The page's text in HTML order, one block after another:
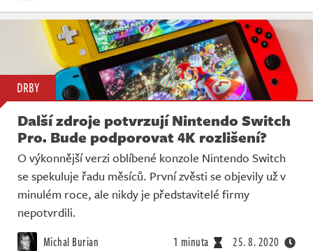
DRBY
Další zdroje potvrzují Nintendo Switch
Pro. Bude podporovat 4K rozlišení?
O výkonnější verzi oblíbené konzole Nintendo Switch
se spekuluje řadu měsíců. První zvěsti se objevily už v
minulém roce, ale nikdy je představitelé firmy
nepotvrdili.
Michal Burian 1 minuta 25. 8. 2020